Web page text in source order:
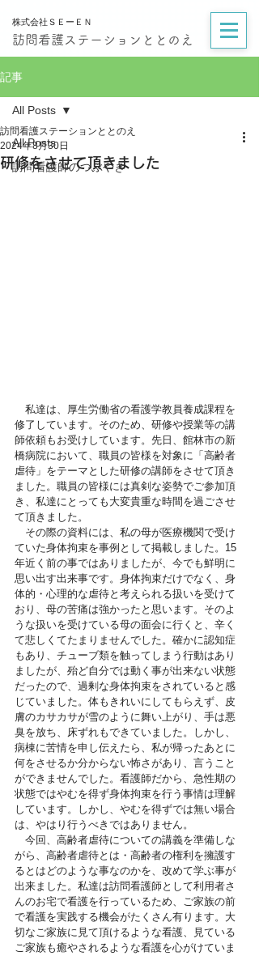
株式会社ＳＥーＥＮ
訪問看護ステーションととのえ
記事
All Posts
訪問看護師のつぶやき
All Posts
研修をさせて頂きました
訪問看護ステーションととのえ
2024年8月30日
私達は、厚生労働省の看護学教員養成課程を
修了しています。そのため、研修や授業等の講
師依頼もお受けしています。先日、館林市の新
橋病院において、職員の皆様を対象に「高齢者
虐待」をテーマとした研修の講師をさせて頂き
ました。 職員の皆様には真剣な姿勢でご参加頂
き、私達にとっても大変貴重な時間を過ごさせ
て頂きました。
その際の資料には、私の母が医療機関で受け
ていた身体拘束を事例として掲載しました。15
年近く前の事ではありましたが、今でも鮮明に
思い出す出来事です。身体拘束だけでなく、身
体的・心理的な虐待と考えられる扱いを受けて
おり、母の苦痛は強かったと思います。そのよ
うな扱いを受けている母の面会に行くと、辛く
て悲しくてたまりませんでした。確かに認知症
もあり、チューブ類を触ってしまう行動はあり
ましたが、殆ど自分では動く事が出来ない状態
だったので、過剰な身体拘束をされていると感
じていました。体もきれいにしてもらえず、皮
膚のカサカサが雪のように舞い上がり、手は悪
臭を放ち、床ずれもできていました。しかし、
病棟に苦情を申し伝えたら、私が帰ったあとに
何をさせるか分からない怖さがあり、言うこと
ができませんでした。看護師だから、急性期の
状態ではやむを得ず身体拘束を行う事情は理解
しています。しかし、やむを得ずでは無い場合
は、やはり行うべきではありません。
今回、高齢者虐待についての講義を準備しな
がら、高齢者虐待とは・高齢者の権利を擁護す
るとはどのような事なのかを、改めて学ぶ事が
出来ました。私達は訪問看護師として利用者さ
んのお宅で看護を行っているため、ご家族の前
で看護を実践する機会がたくさん有ります。大
切なご家族に見て頂けるような看護、見ている
ご家族も癒やされるような看護を心がけていま